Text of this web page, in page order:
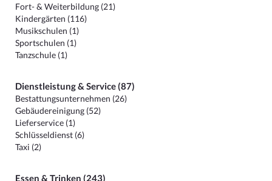
Fort- & Weiterbildung (21)
Kindergärten (116)
Musikschulen (1)
Sportschulen (1)
Tanzschule (1)
Dienstleistung & Service (87)
Bestattungsunternehmen (26)
Gebäudereinigung (52)
Lieferservice (1)
Schlüsseldienst (6)
Taxi (2)
Essen & Trinken (243)